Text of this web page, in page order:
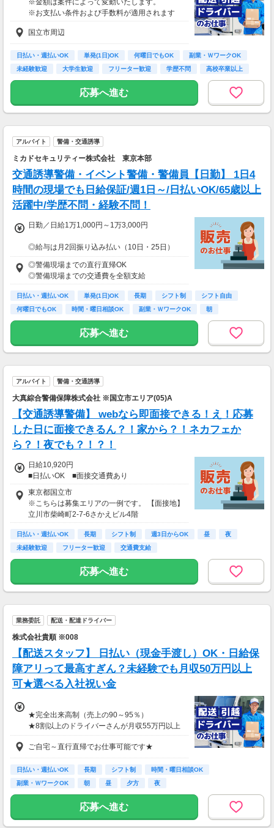
※金額は案件によって変動いたします。
※お支払い条件および手数料が適用されます
国立市周辺
日払い・週払いOK 単発(1日)OK 何曜日でもOK
副業・ＷワークOK
未経験歓迎
大学生歓迎 フリーター歓迎 学歴不問 高校卒業以上
応募へ進む
アルバイト 警備・交通誘導
ミカドセキュリティー株式会社 東京本部
交通誘導警備・イベント警備・警備員【日勤】 1日4
時間の現場でも日給保証/週1日～/日払いOK/65歳以上
活躍中/学歴不問・経験不問！
日勤／日給1万1,000円～1万3,000円
◎給与は月2回振り込み払い（10日・25日）
◎日払い制度の利用も可能（規定あり）
◎有資格者は日給+2,000円（一般路線は+1,000
円）
◎資格取得費用は当社全額負担
※65歳以上の方は下記給与になります
65～69歳：日勤／日給1万800円
70～79歳：日勤／日給1万500円
◎警備現場までの直行直帰OK
◎警備現場までの交通費を全額支給
日払い・週払いOK 単発(1日)OK 長期 シフト制
シフト自由
何曜日でもOK
時間・曜日相談OK 副業・ＷワークOK 朝
応募へ進む
アルバイト 警備・交通誘導
大真綜合警備保障株式会社 ※国立市エリア(05)A
【交通誘導警備】 webなら即面接できる！え！応募
した日に面接できるん？！家から？！ネカフェか
ら？！夜でも？！？！
日給10,920円
■日払いOK ■面接交通費あり
東京都国立市
※こちらは募集エリアの一例です。 【面接地】
立川市柴崎町2-7-6さかえビル4階
日払い・週払いOK 長期 シフト制 週3日からOK 昼
夜
未経験歓迎
フリーター歓迎 交通費支給
応募へ進む
業務委託 配送・配達ドライバー
株式会社貴順 ※008
【配送スタッフ】 日払い（現金手渡し）OK・日給保
障アリって最高すぎん？未経験でも月収50万円以上
可★選べる入社祝い金
★完全出来高制（売上の90～95％）
★8割以上のドライバーさんが月収55万円以上
★支度金5～25万円補助あり（規定有）
★選べる入社祝い金アリ
⇒「初回稼働1か月後に3万円」or「1年後に10
万円」or「2年後に20万円」選べます！
ご都合にあわせてルートや個数は調整可能！
※1日2万円保証の案件もあり！
ご自宅～直行直帰でお仕事可能です★
日払い・週払いOK 長期 シフト制
時間・曜日相談OK
副業・ＷワークOK
朝 昼 夕方 夜
応募へ進む